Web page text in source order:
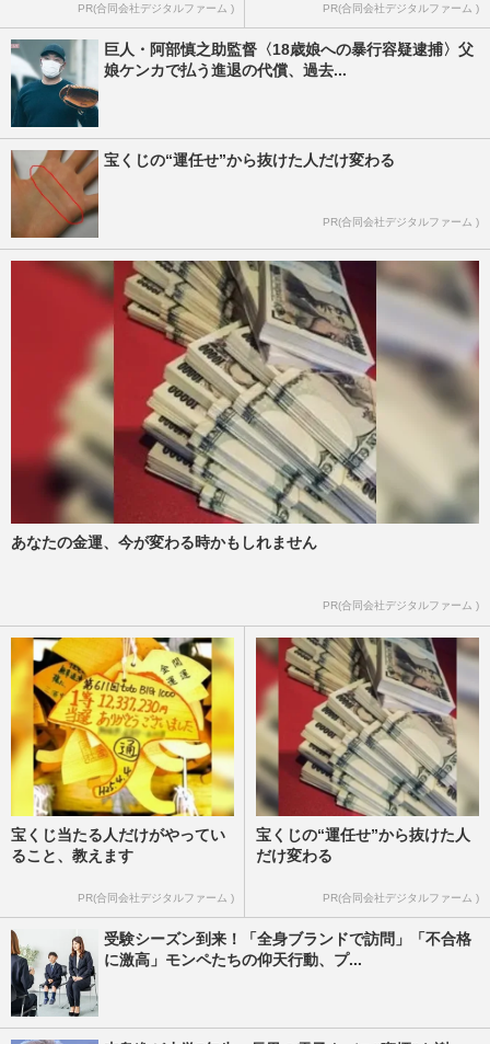
PR(合同会社デジタルファーム ) PR(合同会社デジタルファーム )
巨人・阿部慎之助監督〈18歳娘への暴行容疑逮捕〉父
娘ケンカで払う進退の代償、過去...
宝くじの“運任せ”から抜けた人だけ変わる
PR(合同会社デジタルファーム )
あなたの金運、今が変わる時かもしれません
PR(合同会社デジタルファーム )
宝くじ当たる人だけがやってい
ること、教えます
PR(合同会社デジタルファーム )
宝くじの“運任せ”から抜けた人
だけ変わる
PR(合同会社デジタルファーム )
受験シーズン到来！「全身ブランドで訪問」「不合格
に激高」モンペたちの仰天行動、プ...